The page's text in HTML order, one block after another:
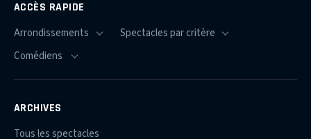
ACCÈS RAPIDE
ARCHIVES
Tous les spectacles